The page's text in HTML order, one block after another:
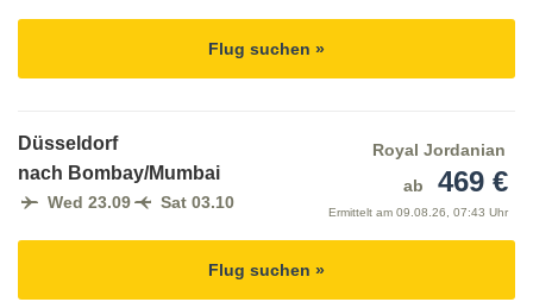
Flug suchen »
Düsseldorf
nach Bombay/Mumbai
Wed 23.09 Sat 03.10
Royal Jordanian
ab
469 €
Ermittelt am 09.08.26, 07:43 Uhr
Flug suchen »